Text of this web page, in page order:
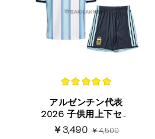
アルゼンチン代表
2026 子供用上下セッ
ト ホーム
￥3,490￥4,500